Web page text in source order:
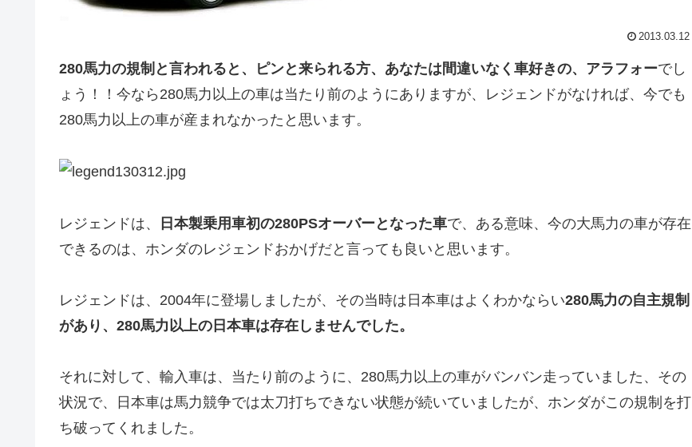
2013.03.12
280馬力の規制と言われると、ピンと来られる方、あなたは間違いなく車好きの、アラフォーでし
ょう！！今なら280馬力以上の車は当たり前のようにありますが、レジェンドがなければ、今でも
280馬力以上の車が産まれなかったと思います。
レジェンドは、 日本製乗用車初の280PSオーバーとなった車で、ある意味、今の大馬力の車が存在
できるのは、ホンダのレジェンドおかげだと言っても良いと思います。
レジェンドは、2004年に登場しましたが、その当時は日本車はよくわかならい280馬力の自主規制
があり、280馬力以上の日本車は存在しませんでした。
それに対して、輸入車は、当たり前のように、280馬力以上の車がバンバン走っていました、その
状況で、日本車は馬力競争では太刀打ちできない状態が続いていましたが、ホンダがこの規制を打
ち破ってくれました。